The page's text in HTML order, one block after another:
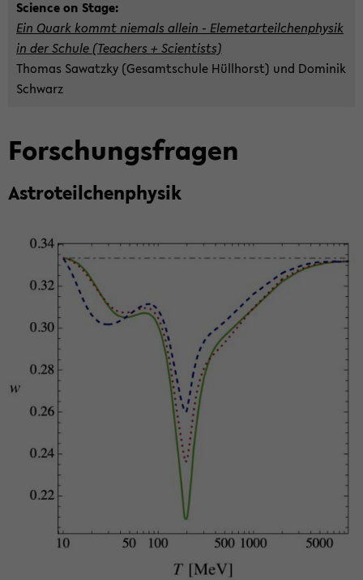
Sci­ence on Stage:
Ein Quark kommt nie­mals al­lein - Ele­me­tar­teil­chen­phy­sik
in der Schu­le (Tea­chers + Sci­en­tists)
Tho­mas Sa­watz­ky (Ge­samt­schu­le Hüll­horst) und Do­mi­nik
Schwarz
For­schungs­fra­gen
As­tro­te­il­chen­phy­sik